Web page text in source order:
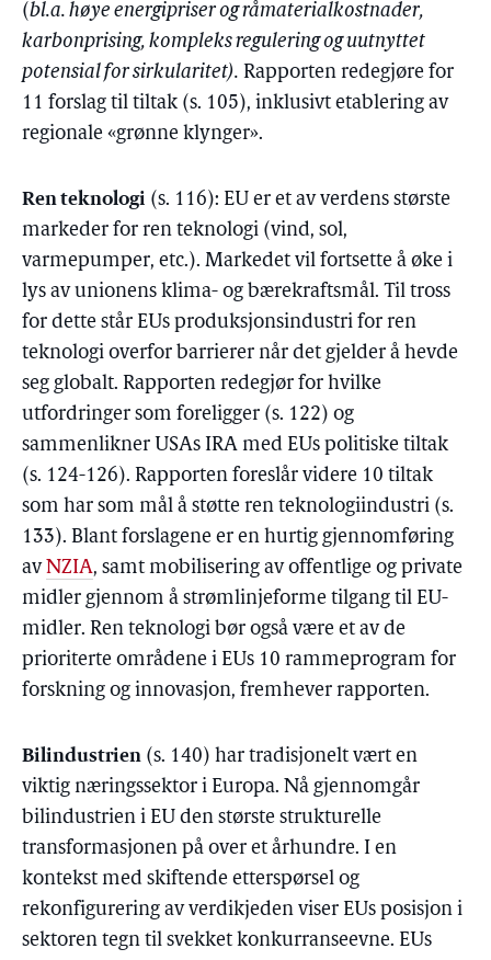
(bl.a. høye energipriser og råmaterialkostnader,
karbonprising, kompleks regulering og uutnyttet
potensial for sirkularitet). Rapporten redegjøre for
11 forslag til tiltak (s. 105), inklusivt etablering av
regionale «grønne klynger».
Ren teknologi (s. 116): EU er et av verdens største
markeder for ren teknologi (vind, sol,
varmepumper, etc.). Markedet vil fortsette å øke i
lys av unionens klima- og bærekraftsmål. Til tross
for dette står EUs produksjonsindustri for ren
teknologi overfor barrierer når det gjelder å hevde
seg globalt. Rapporten redegjør for hvilke
utfordringer som foreligger (s. 122) og
sammenlikner USAs IRA med EUs politiske tiltak
(s. 124-126). Rapporten foreslår videre 10 tiltak
som har som mål å støtte ren teknologiindustri (s.
133). Blant forslagene er en hurtig gjennomføring
avNZIA, samt mobilisering av offentlige og private
midler gjennom å strømlinjeforme tilgang til EU-
midler. Ren teknologi bør også være et av de
prioriterte områdene i EUs 10 rammeprogram for
forskning og innovasjon, fremhever rapporten.
Bilindustrien (s. 140) har tradisjonelt vært en
viktig næringssektor i Europa. Nå gjennomgår
bilindustrien i EU den største strukturelle
transformasjonen på over et århundre. I en
kontekst med skiftende etterspørsel og
rekonfigurering av verdikjeden viser EUs posisjon i
sektoren tegn til svekket konkurranseevne. EUs